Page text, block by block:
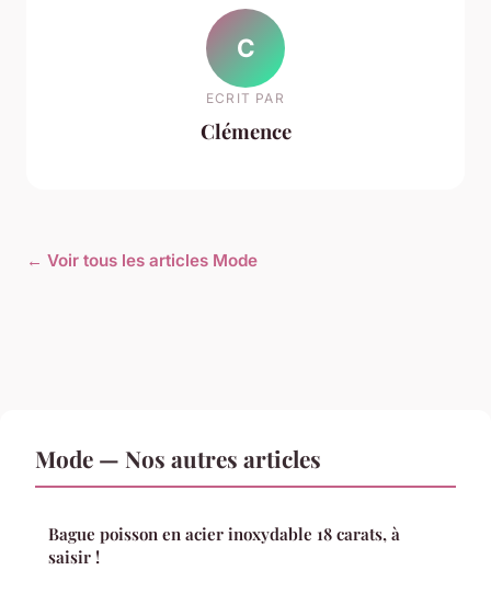
C
ECRIT PAR
Clémence
← Voir tous les articles Mode
Mode — Nos autres articles
Bague poisson en acier inoxydable 18 carats, à
saisir !